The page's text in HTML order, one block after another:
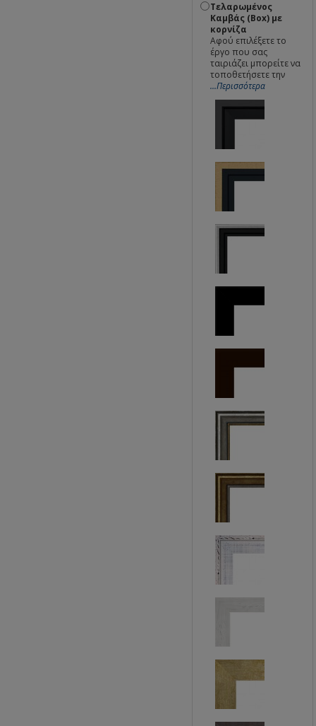
Τελαρωμένος
Καμβάς (Box) με
κορνίζα
Αφού επιλέξετε το
έργο που σας
ταιριάζει μπορείτε να
τοποθετήσετε την
...Περισσότερα